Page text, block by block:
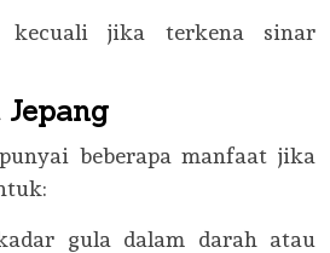
kecuali jika terkena sinar
beberapa manfaat jika
gula dalam darah atau